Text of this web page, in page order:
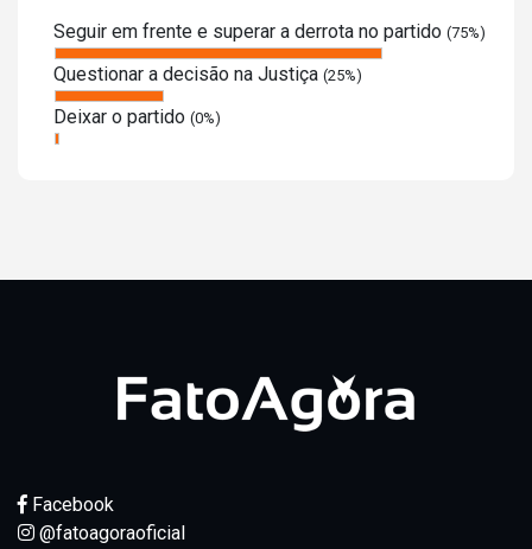
Seguir em frente e superar a derrota no partido (75%)
Questionar a decisão na Justiça (25%)
Deixar o partido (0%)
Facebook
@fatoagoraoficial